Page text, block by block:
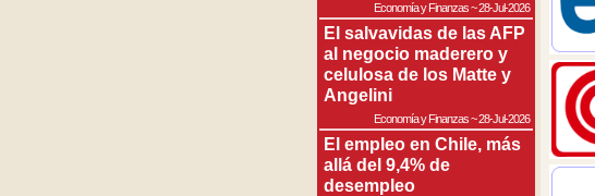
Economía y Finanzas~28-Jul-2026
El salvavidas de las AFP
al negocio maderero y
celulosa de los Matte y
Angelini
Economía y Finanzas~28-Jul-2026
El empleo en Chile, más
allá del 9,4% de
desempleo